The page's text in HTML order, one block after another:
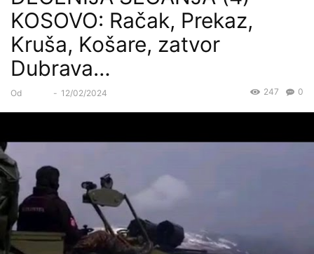
KOSOVO: Račak, Prekaz,
Kruša, Košare, zatvor
Dubrava…
Od - 12/02/2024 0
247